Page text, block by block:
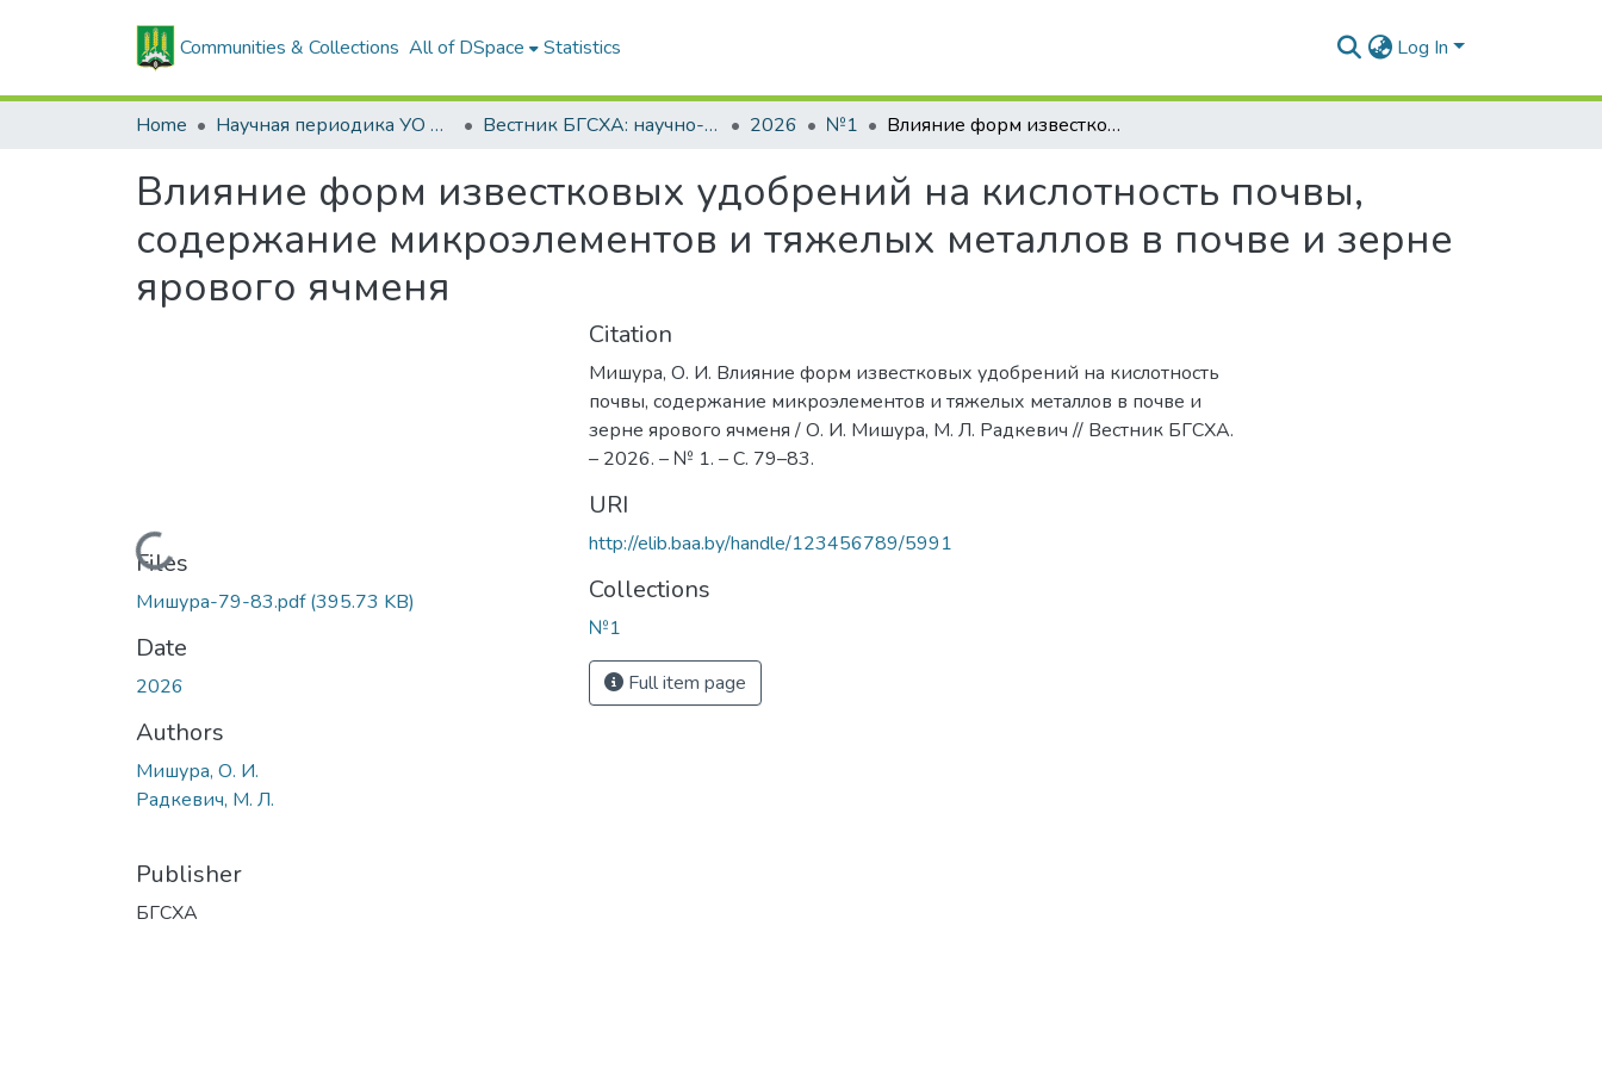
Communities & Collections All of DSpace Statistics Log In
Home Научная периодика УО БГСХА Вестник БГСХА: научно-методический журнал Белорусской государственной сельскохозяйственной академии 2026 №1 Влияние форм известковых удобрений на кислотность почвы, содержание микроэлементов и тяжелых металлов в почве и зерне ярового ячменя
Влияние форм известковых удобрений на кислотность почвы,
содержание микроэлементов и тяжелых металлов в почве и зерне
ярового ячменя
Loading...
Files
Мишура-79-83.pdf(395.73 KB)
Date
2026
Authors
Мишура, О. И.
Радкевич, М. Л.
Publisher
БГСХА
Citation
Мишура, О. И. Влияние форм известковых удобрений на кислотность
почвы, содержание микроэлементов и тяжелых металлов в почве и
зерне ярового ячменя / О. И. Мишура, М. Л. Радкевич // Вестник БГСХА.
– 2026. – № 1. – С. 79–83.
URI
http://elib.baa.by/handle/123456789/5991
Collections
№1
Full item page